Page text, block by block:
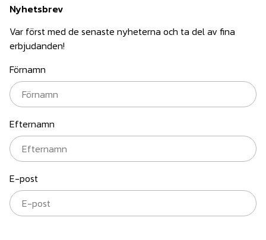
Nyhetsbrev
Var först med de senaste nyheterna och ta del av fina
erbjudanden!
Förnamn
Efternamn
E-post